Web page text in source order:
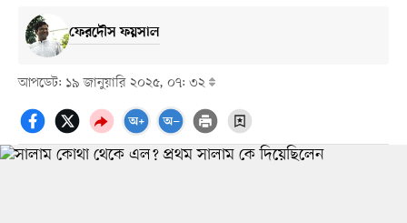
ফেরদৌস ফয়সাল
আপডেট: ১৯ জানুয়ারি ২০২৫, ০৭: ৩২